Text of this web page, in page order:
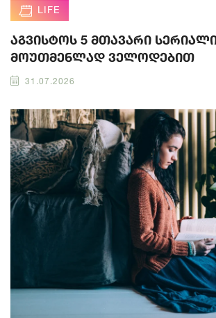
LIFE
აგვისტოს 5 მთავარი
მოუთმენლად ველოდებით
31.07.2026